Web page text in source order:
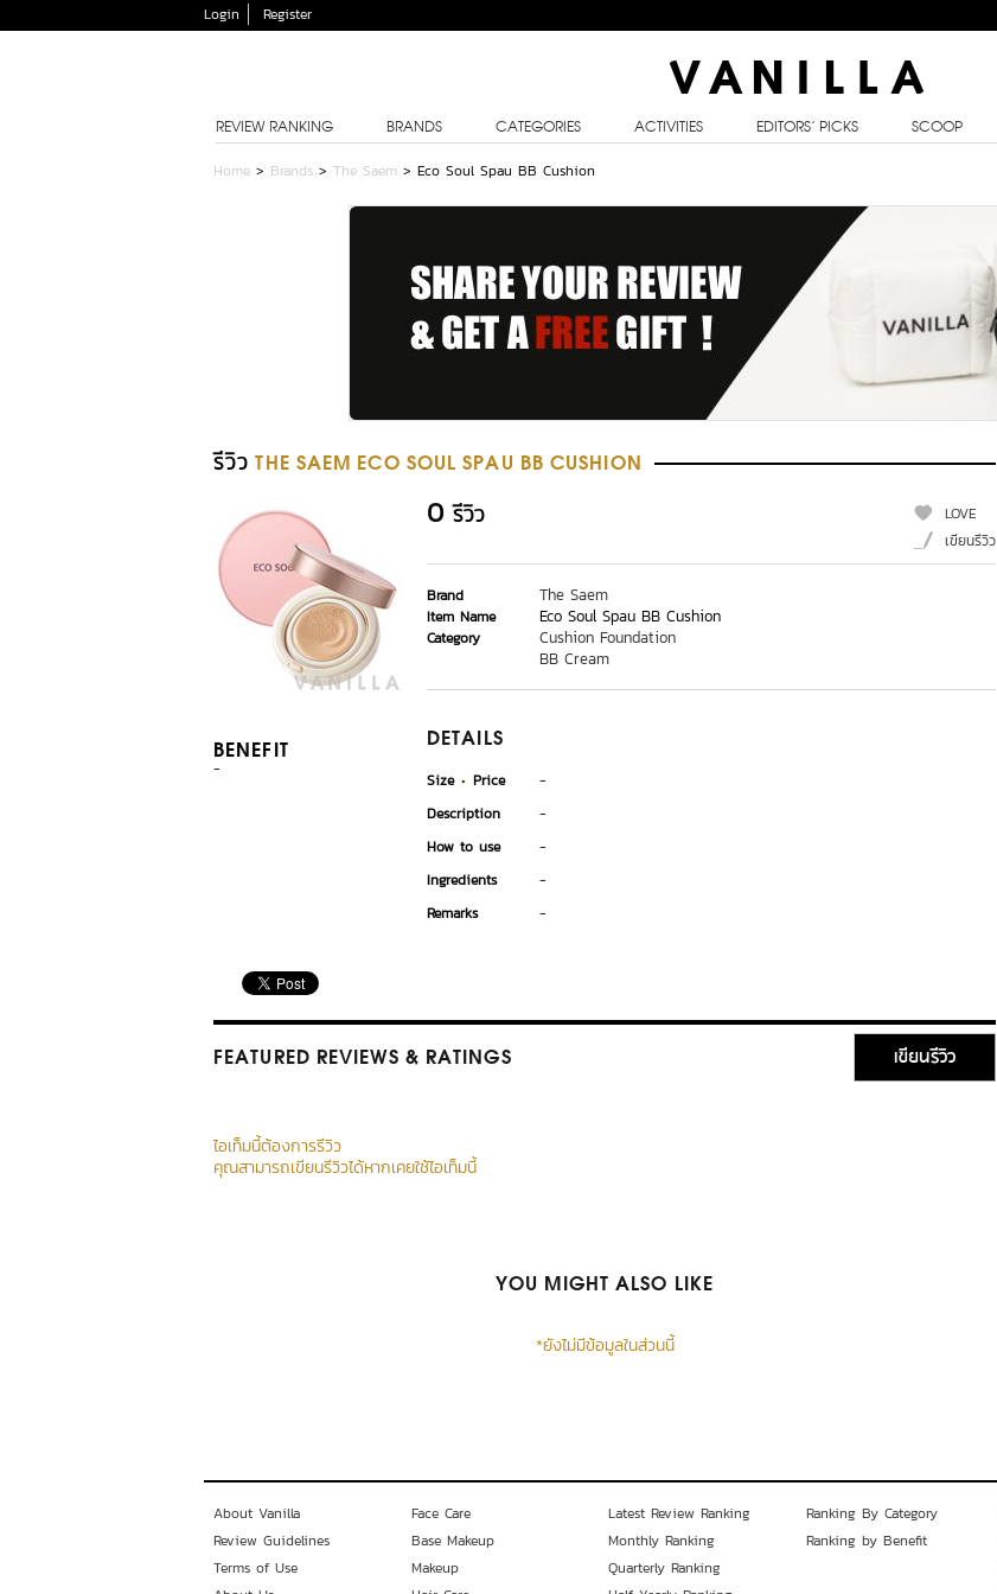
Login Register
REVIEW RANKING BRANDS CATEGORIES ACTIVITIES EDITORS’ PICKS SCOOP
Home > Brands > The Saem > Eco Soul Spau BB Cushion
รีวิว THE SAEM ECO SOUL SPAU BB CUSHION
BENEFIT
-
0 รีวิว
LOVE
เขียนรีวิว
Brand The Saem
Item Name Eco Soul Spau BB Cushion
Category
Cushion Foundation
BB Cream
DETAILS
Size Price
-
Description
-
How to use
-
Ingredients
-
Remarks
-
FEATURED REVIEWS & RATINGS เขียนรีวิว
ไอเท็มนี้ต้องการรีวิว
คุณสามารถเขียนรีวิวได้หากเคยใช้ไอเท็มนี้
YOU MIGHT ALSO LIKE
*ยังไม่มีข้อมูลในส่วนนี้
About Vanilla
Review Guidelines
Terms of Use
Face Care
Base Makeup
Makeup
Latest Review Ranking
Monthly Ranking
Quarterly Ranking
Ranking By Category
Ranking by Benefit